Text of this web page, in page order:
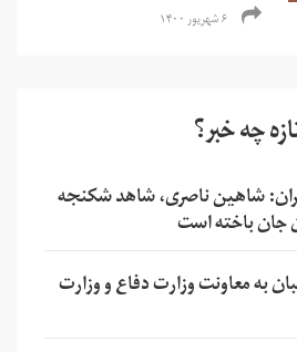
۶ شهریور ۱۴۰۰
چه خبر؟
شاهین ناصری، شاهد شکنجه
جان باخته است
به معاونت وزارت دفاع و وزارت